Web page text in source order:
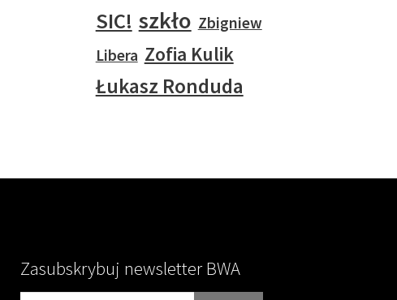
SIC! szkło Zbigniew
Libera Zofia Kulik
Łukasz Ronduda
Zasubskrybuj newsletter BWA